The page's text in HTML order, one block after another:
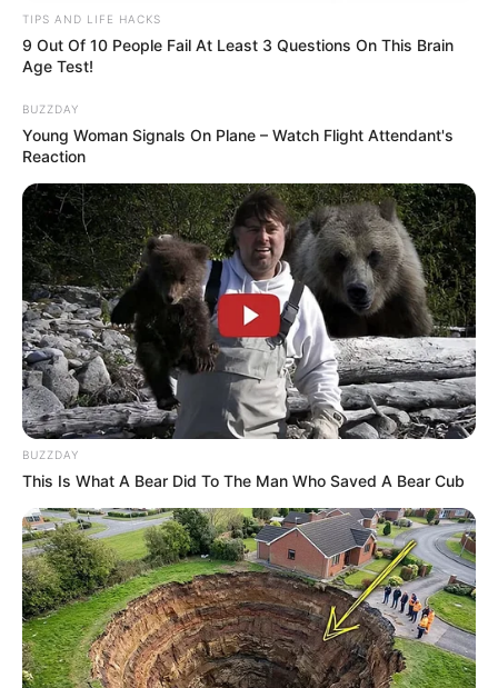
TIPS AND LIFE HACKS
9 Out Of 10 People Fail At Least 3 Questions On This Brain
Age Test!
BUZZDAY
Young Woman Signals On Plane – Watch Flight Attendant's
Reaction
BUZZDAY
This Is What A Bear Did To The Man Who Saved A Bear Cub